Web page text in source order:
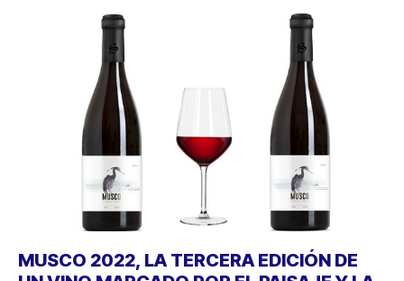
MUSCO 2022, LA TERCERA EDICIÓN DE